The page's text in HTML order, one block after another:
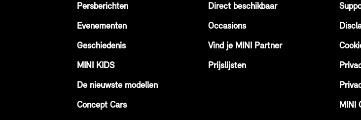
Persberichten
Evenementen
Geschiedenis
MINI KIDS
De nieuwste modellen
Concept Cars
Direct beschikbaar
Occasions
Vind je MINI Partner
Prijslijsten
MINI